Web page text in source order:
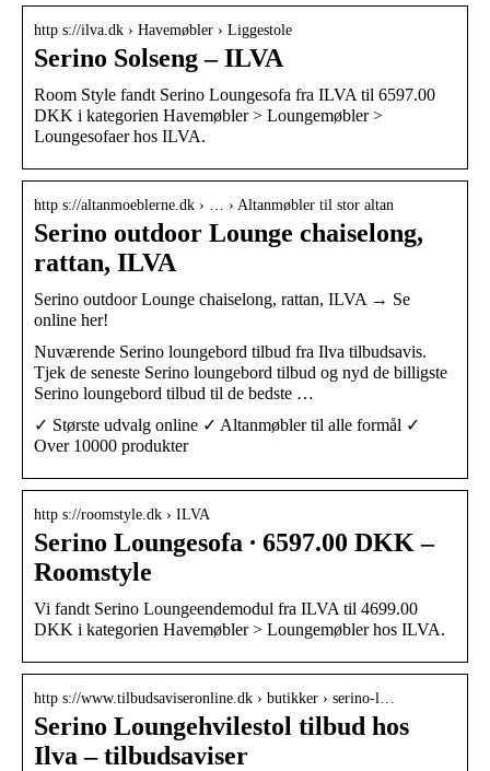
http s://ilva.dk › Havemøbler › Liggestole
Serino Solseng – ILVA
Room Style fandt Serino Loungesofa fra ILVA til 6597.00
DKK i kategorien Havemøbler > Loungemøbler >
Loungesofaer hos ILVA.
http s://altanmoeblerne.dk › … › Altanmøbler til stor altan
Serino outdoor Lounge chaiselong,
rattan, ILVA
Serino outdoor Lounge chaiselong, rattan, ILVA → Se
online her!
Nuværende Serino loungebord tilbud fra Ilva tilbudsavis.
Tjek de seneste Serino loungebord tilbud og nyd de billigste
Serino loungebord tilbud til de bedste …
✓ Største udvalg online ✓ Altanmøbler til alle formål ✓
Over 10000 produkter
http s://roomstyle.dk › ILVA
Serino Loungesofa ∙ 6597.00 DKK –
Roomstyle
Vi fandt Serino Loungeendemodul fra ILVA til 4699.00
DKK i kategorien Havemøbler > Loungemøbler hos ILVA.
http s://www.tilbudsaviseronline.dk › butikker › serino-l…
Serino Loungehvilestol tilbud hos
Ilva – tilbudsaviser